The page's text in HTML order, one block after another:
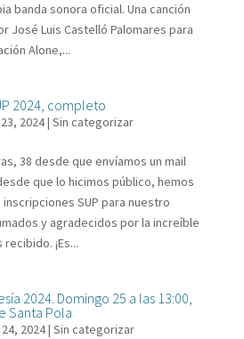
banda sonora oficial. Una canción
José Luis Castelló Palomares para
Alone,...
2024, completo
2024| Sin categorizar
38 desde que envíamos un mail
que lo hicimos público, hemos
SUP para nuestro
y agradecidos por la increíble
¡Es...
2024. Domingo 25 a las 13:00,
Santa Pola
2024| Sin categorizar